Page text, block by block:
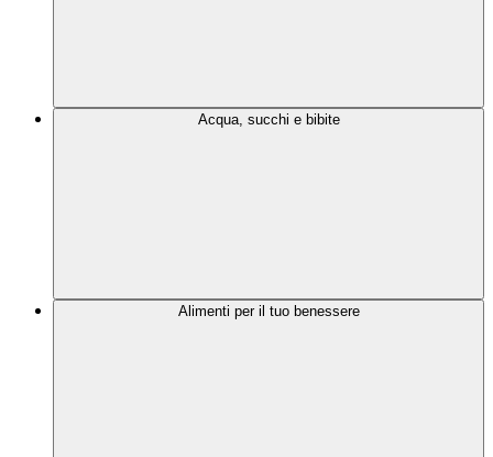
Acqua, succhi e bibite
Alimenti per il tuo benessere